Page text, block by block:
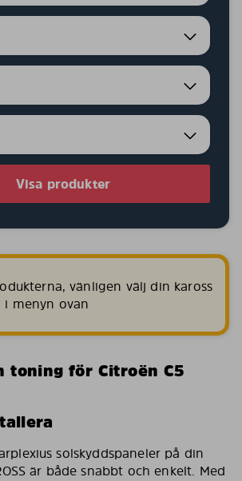
Visa produkter
vänligen välj din kaross
menyn ovan
toning för Citroën C5
solskyddspaneler på din
är både snabbt och enkelt. Med